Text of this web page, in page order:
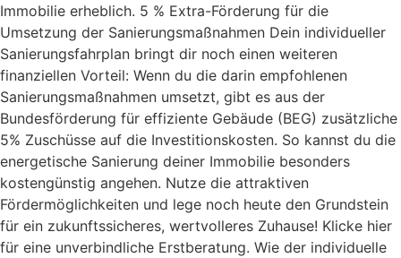
Immobilie erheblich. 5 % Extra-Förderung für die
Umsetzung der Sanierungsmaßnahmen Dein individueller
Sanierungsfahrplan bringt dir noch einen weiteren
finanziellen Vorteil: Wenn du die darin empfohlenen
Sanierungsmaßnahmen umsetzt, gibt es aus der
Bundesförderung für effiziente Gebäude (BEG) zusätzliche
5% Zuschüsse auf die Investitionskosten. So kannst du die
energetische Sanierung deiner Immobilie besonders
kostengünstig angehen. Nutze die attraktiven
Fördermöglichkeiten und lege noch heute den Grundstein
für ein zukunftssicheres, wertvolleres Zuhause! Klicke hier
für eine unverbindliche Erstberatung. Wie der individuelle